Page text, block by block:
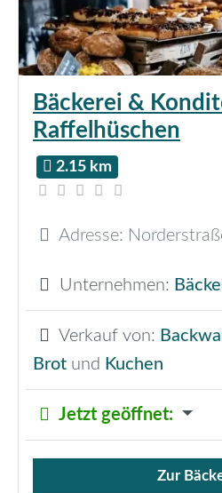
Bäckerei &
Raffelhüschen
2.15 km
Adresse:
Unternehmen:
Verkauf von:
Brot und Kuchen
Jetzt geöffnet:
Verkauf von Brötchen,
Zur